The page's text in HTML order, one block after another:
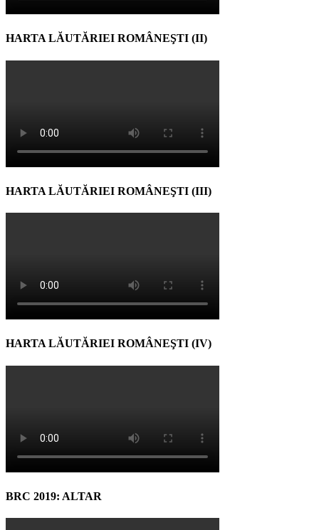
HARTA LĂUTĂRIEI ROMÂNEŞTI (II)
HARTA LĂUTĂRIEI ROMÂNEŞTI (III)
HARTA LĂUTĂRIEI ROMÂNEŞTI (IV)
BRC 2019: ALTAR